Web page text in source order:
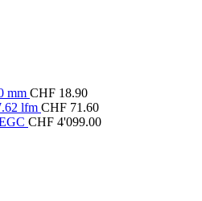
mm CHF 18.90
lfm CHF 71.60
CHF 4'099.00